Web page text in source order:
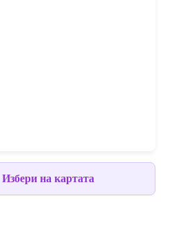
Избери на картата